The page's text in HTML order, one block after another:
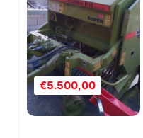
€5.500,00